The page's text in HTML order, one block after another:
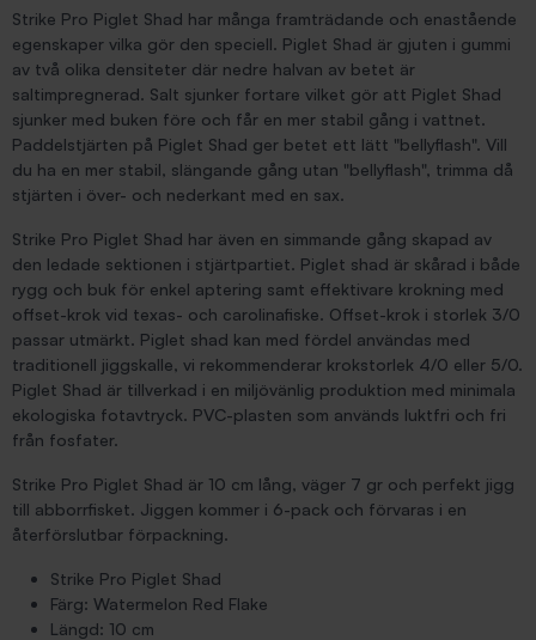
Strike Pro Piglet Shad har många framträdande och enastående
egenskaper vilka gör den speciell. Piglet Shad är gjuten i gummi
av två olika densiteter där nedre halvan av betet är
saltimpregnerad. Salt sjunker fortare vilket gör att Piglet Shad
sjunker med buken före och får en mer stabil gång i vattnet.
Paddelstjärten på Piglet Shad ger betet ett lätt "bellyflash". Vill
du ha en mer stabil, slängande gång utan "bellyflash", trimma då
stjärten i över- och nederkant med en sax.
Strike Pro Piglet Shad har även en simmande gång skapad av
den ledade sektionen i stjärtpartiet. Piglet shad är skårad i både
rygg och buk för enkel aptering samt effektivare krokning med
offset-krok vid texas- och carolinafiske. Offset-krok i storlek 3/0
passar utmärkt. Piglet shad kan med fördel användas med
traditionell jiggskalle, vi rekommenderar krokstorlek 4/0 eller 5/0.
Piglet Shad är tillverkad i en miljövänlig produktion med minimala
ekologiska fotavtryck. PVC-plasten som används luktfri och fri
från fosfater.
Strike Pro Piglet Shad är 10 cm lång, väger 7 gr och perfekt jigg
till abborrfisket. Jiggen kommer i 6-pack och förvaras i en
återförslutbar förpackning.
Strike Pro Piglet Shad
Färg: Watermelon Red Flake
Längd: 10 cm